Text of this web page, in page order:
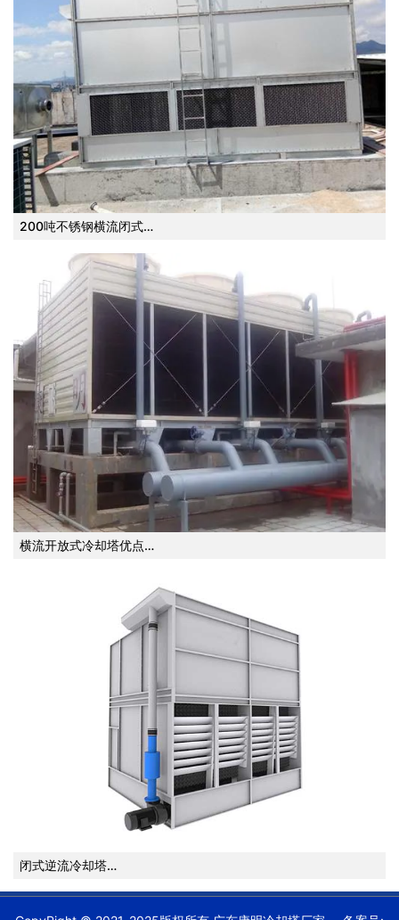
200吨不锈钢横流闭式…
横流开放式冷却塔优点…
闭式逆流冷却塔…